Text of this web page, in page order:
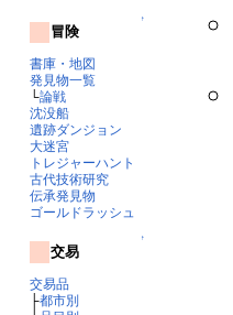
↑
冒険
書庫・地図
発見物一覧
└論戦
沈没船
遺跡ダンジョン
大迷宮
トレジャーハント
古代技術研究
伝承発見物
ゴールドラッシュ
↑
交易
交易品
├都市別